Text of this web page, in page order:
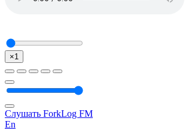
×1
Слушать ForkLog FM
En